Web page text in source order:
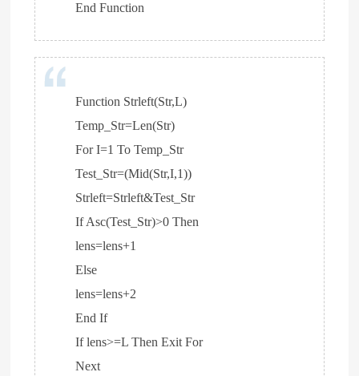
End Function
Function Strleft(Str,L)
Temp_Str=Len(Str)
For I=1 To Temp_Str
Test_Str=(Mid(Str,I,1))
Strleft=Strleft&Test_Str
If Asc(Test_Str)>0 Then
lens=lens+1
Else
lens=lens+2
End If
If lens>=L Then Exit For
Next